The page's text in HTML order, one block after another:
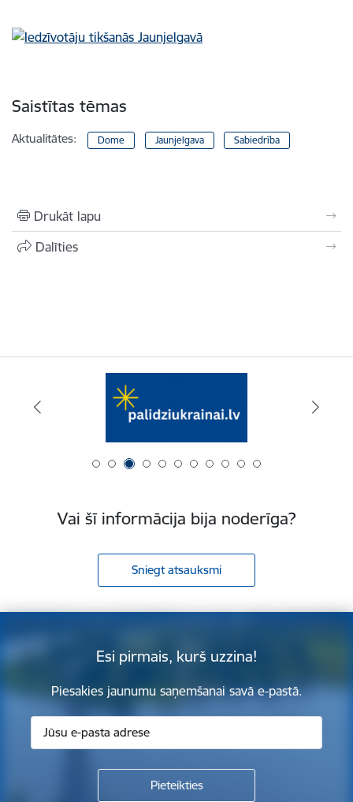
Saistītas tēmas
Aktualitātes: Dome Jaunjelgava Sabiedrība
Drukāt lapu
Dalīties
Vai šī informācija bija noderīga?
Sniegt atsauksmi
Esi pirmais, kurš uzzina!
Piesakies jaunumu saņemšanai savā e-pastā.